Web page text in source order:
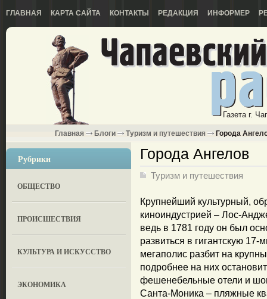
ГЛАВНАЯ КАРТА САЙТА КОНТАКТЫ РЕДАКЦИЯ ИНФОРМЕР
Газета г.
Главная Блоги Туризм и путешествия Города
Рубрики
ОБЩЕСТВО
ПРОИСШЕСТВИЯ
КУЛЬТУРА И ИСКУССТВО
ЭКОНОМИКА
Города Ангелов
Туризм и путешествия
Крупнейший культурный,
киноиндустрией – Лос-
ведь в 1781 году он был
развиться в гигантскую
мегаполис разбит на
подробнее на них
фешенебельные отели и
Санта-Моника – пляжные